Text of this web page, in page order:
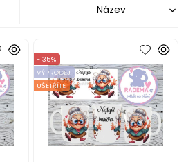
- 35%
VÝPRODEJ
UŠETŘÍTE